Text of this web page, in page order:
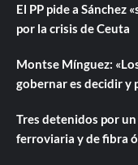
El PP pide a Sánchez
por la crisis de Ceuta
Montse Mínguez:
gobernar es decidir y
Tres detenidos por
ferroviaria y de fibra